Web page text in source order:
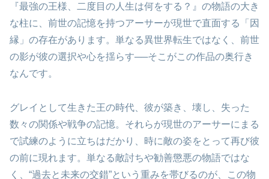
『最強の王様、二度目の人生は何をする？』の物語の大き
な柱に、前世の記憶を持つアーサーが現世で直面する「因
縁」の存在があります。単なる異世界転生ではなく、前世
の影が彼の選択や心を揺らす──そこがこの作品の奥行き
なんです。
グレイとして生きた王の時代、彼が築き、壊し、失った
数々の関係や戦争の記憶。それらが現世のアーサーにまる
で試練のように立ちはだかり、時に敵の姿をとって再び彼
の前に現れます。単なる敵討ちや勧善懲悪の物語ではな
く、“過去と未来の交錯”という重みを帯びるのが、この物